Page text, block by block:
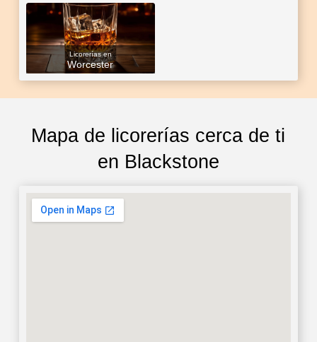
Licorerías en
Worcester
Mapa de licorerías cerca de ti
en Blackstone